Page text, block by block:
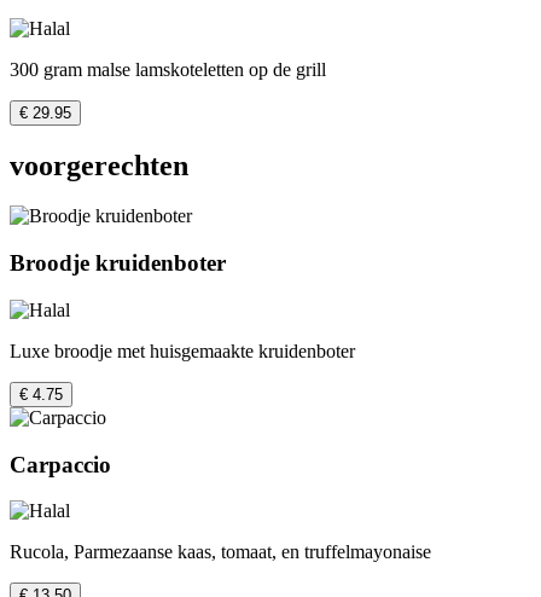
300 gram malse lamskoteletten op de grill
€ 29.95
voorgerechten
Broodje kruidenboter
Luxe broodje met huisgemaakte kruidenboter
€ 4.75
Carpaccio
Rucola, Parmezaanse kaas, tomaat, en truffelmayonaise